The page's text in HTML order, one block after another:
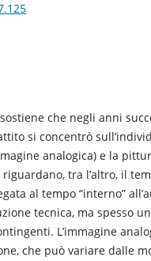
che negli anni
si concentrò
analogica) e la
tra l’altro, il
al tempo “interno”
tecnica, ma spesso
L’immagine
che può variare dalle